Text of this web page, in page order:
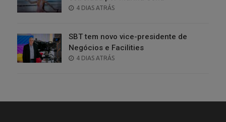
POSTED
4 DIAS ATRÁS
SBT tem novo vice-presidente de
Negócios e Facilities
POSTED
4 DIAS ATRÁS